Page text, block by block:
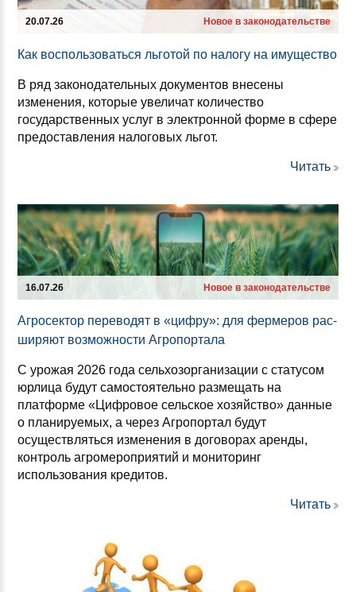
20.07.26 Новое в законодательстве
Как вос­поль­зо­ваться ль­го­той по на­ло­гу на иму­щес­тво
В ряд законодательных документов внесены
изменения, которые увеличат количество
государственных услуг в электронной форме в сфере
предоставления налоговых льгот.
Читать
16.07.26 Новое в законодательстве
Аг­ро­сек­тор пе­ре­во­дят в «циф­ру»: для фер­ме­ров рас­
ши­ря­ют воз­мож­нос­ти Аг­ро­пор­та­ла
С урожая 2026 года сельхозорганизации с статусом
юрлица будут самостоятельно размещать на
платформе «Цифровое сельское хозяйство» данные
о планируемых, а через Агропортал будут
осуществляться изменения в договорах аренды,
контроль агромероприятий и мониторинг
использования кредитов.
Читать